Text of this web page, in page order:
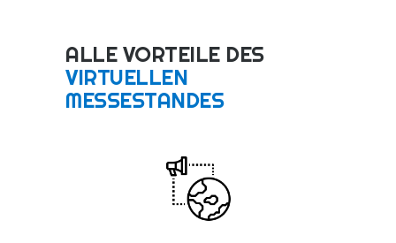
ALLE VORTEILE DES
VIRTUELLEN
MESSESTANDES